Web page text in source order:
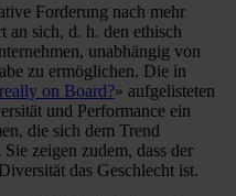
Forderung nach mehr
an sich, d. h. den ethisch
unabhängig von
zu ermöglichen. Die in
on Board?» aufgelisteten
und Performance ein
die sich dem Trend
zeigen zudem, dass der
das Geschlecht ist.